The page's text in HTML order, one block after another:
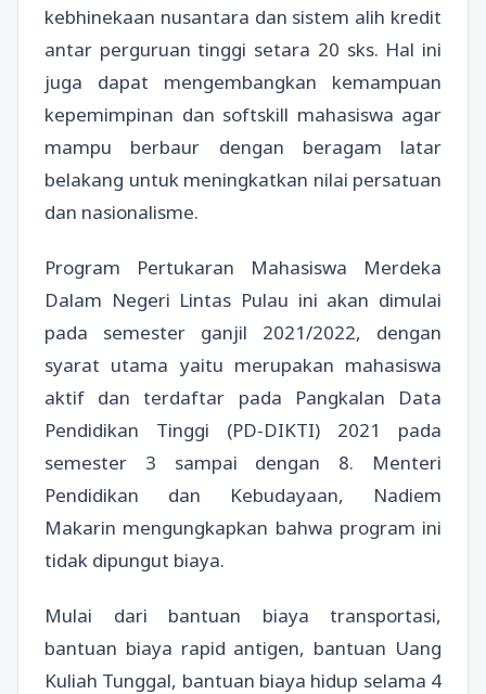
kebhinekaan nusantara dan sistem alih kredit
antar perguruan tinggi setara 20 sks. Hal ini
juga dapat mengembangkan kemampuan
kepemimpinan dan softskill mahasiswa agar
mampu berbaur dengan beragam latar
belakang untuk meningkatkan nilai persatuan
dan nasionalisme.
Program Pertukaran Mahasiswa Merdeka
Dalam Negeri Lintas Pulau ini akan dimulai
pada semester ganjil 2021/2022, dengan
syarat utama yaitu merupakan mahasiswa
aktif dan terdaftar pada Pangkalan Data
Pendidikan Tinggi (PD-DIKTI) 2021 pada
semester 3 sampai dengan 8. Menteri
Pendidikan dan Kebudayaan, Nadiem
Makarin mengungkapkan bahwa program ini
tidak dipungut biaya.
Mulai dari bantuan biaya transportasi,
bantuan biaya rapid antigen, bantuan Uang
Kuliah Tunggal, bantuan biaya hidup selama 4